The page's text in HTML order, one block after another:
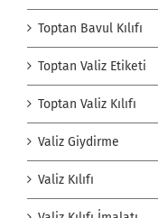
Toptan Bavul Kılıfı
Toptan Valiz Etiketi
Toptan Valiz Kılıfı
Valiz Giydirme
Valiz Kılıfı